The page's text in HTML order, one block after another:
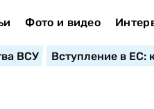
Фото и видео
ВСУ Вступление в ЕС: